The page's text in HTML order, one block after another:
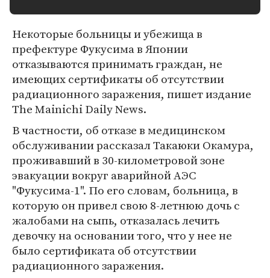
Некоторые больницы и убежища в
префектуре Фукусима в Японии
отказываются принимать граждан, не
имеющих сертификаты об отсутствии
радиационного заражения, пишет издание
The Mainichi Daily News.
В частности, об отказе в медицинском
обслуживании рассказал Такаюки Окамура,
проживавший в 30-километровой зоне
эвакуации вокруг аварийной АЭС
"Фукусима-1". По его словам, больница, в
которую он привел свою 8-летнюю дочь с
жалобами на сыпь, отказалась лечить
девочку на основании того, что у нее не
было сертификата об отсутствии
радиационного заражения.